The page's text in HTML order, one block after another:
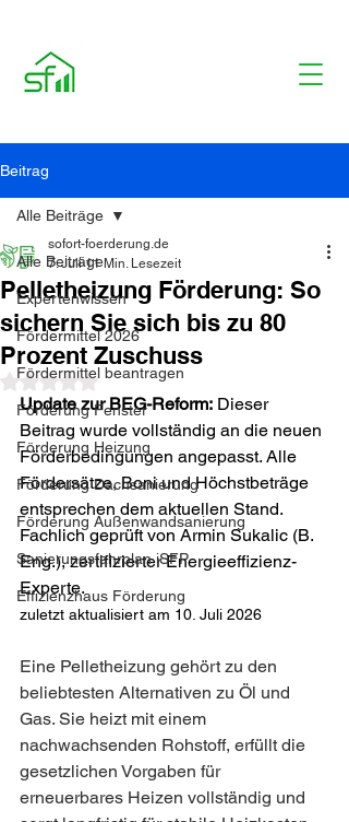
Beitrag
Alle Beiträge
Expertenwissen
Fördermittel 2026
Fördermittel beantragen
Förderung Fenster
Förderung Heizung
Förderung Dachsanierung
Förderung Außenwandsanierung
Sanierungsfahrplan iSFP
Effizienzhaus Förderung
Alle Beiträge
Pelletheizung Förderung: So
sichern Sie sich bis zu 80
Prozent Zuschuss
sofort-foerderung.de
7. Juli 11 Min. Lesezeit
Mit NaN von 5 Sternen bewertet.
Update zur BEG-Reform: Dieser
Beitrag wurde vollständig an die neuen
Förderbedingungen angepasst. Alle
Fördersätze, Boni und Höchstbeträge
entsprechen dem aktuellen Stand.
Fachlich geprüft von Armin Sukalic (B.
Eng.), zertifizierter Energieeffizienz-
Experte.
zuletzt aktualisiert am 10. Juli 2026
Eine Pelletheizung gehört zu den
beliebtesten Alternativen zu Öl und
Gas. Sie heizt mit einem
nachwachsenden Rohstoff, erfüllt die
gesetzlichen Vorgaben für
erneuerbares Heizen vollständig und